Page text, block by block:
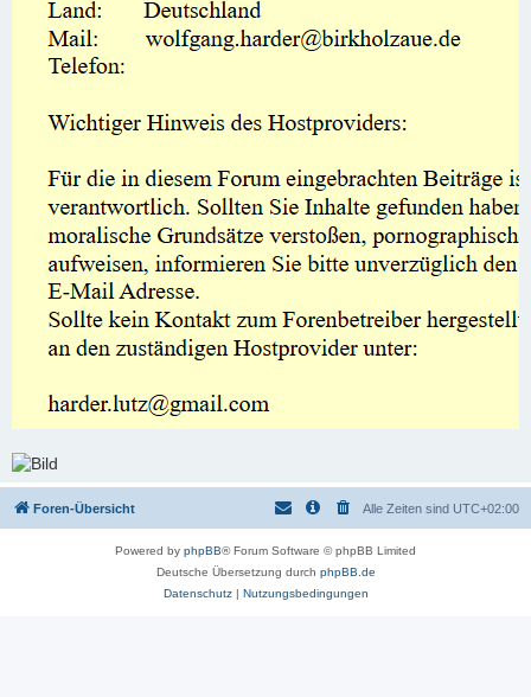
Foren-Übersicht Alle Zeiten sind UTC+02:00
Powered by phpBB® Forum Software © phpBB Limited
Deutsche Übersetzung durch phpBB.de
Datenschutz| Nutzungsbedingungen